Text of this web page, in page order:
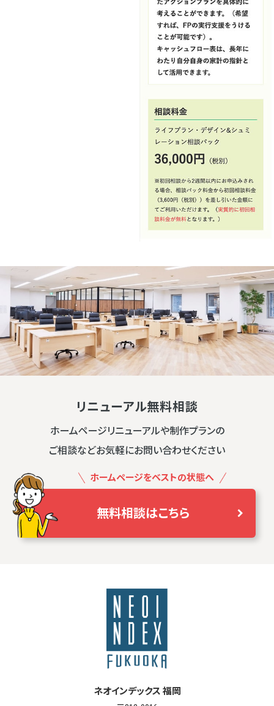
リニューアル無料相談
ホームページリニューアルや制作プランの
ご相談などお気軽にお問い合わせください
ホームページをベストの状態へ
無料相談はこちら
ネオインデックス 福岡